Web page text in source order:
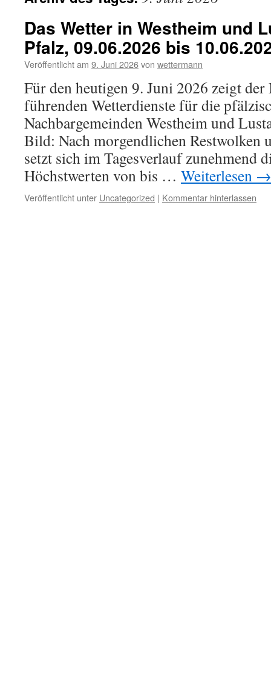
Das Wetter in Westheim und
Pfalz, 09.06.2026 bis
Veröffentlicht am 9. Juni 2026von wettermann
Für den heutigen 9. Juni 2026 zeigt
führenden Wetterdienste für die
Nachbargemeinden Westheim und
Bild: Nach morgendlichen Restwolken
setzt sich im Tagesverlauf zunehmend
Höchstwerten von bis … Weiterlesen →
Veröffentlicht unter Uncategorized | Kommentar hinterlassen